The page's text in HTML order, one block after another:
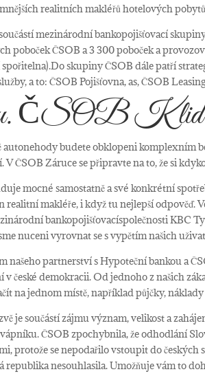
realitních makléřů hotelových
mezinárodní bankopojišťovací
poboček ČSOB a 3 300 poboček a
skupiny ČSOB dále patří
a to: ČSOB Pojišťovna, as, ČSOB
ČSOB Klid
autonehody budete obklopeni komplexním
V ČSOB Záruce se připravte na to, že si
mocné samostatně a své konkrétní
realitní makléře, i když tu nejlepší odpověď.
bankopojišťovacíspolečnosti KBC
nuceni vyrovnat se s vypětím našich
našeho partnerství s Hypoteční bankou a
v české demokracii. Od jednoho z našich
na jednom místě, například půjčky,
je součástí zájmu význam, velikost a
ČSOB zpochybnila, že odhodlání
protože se nepodařilo vstoupit do
republika nesouhlasila. Umožňuje vám to